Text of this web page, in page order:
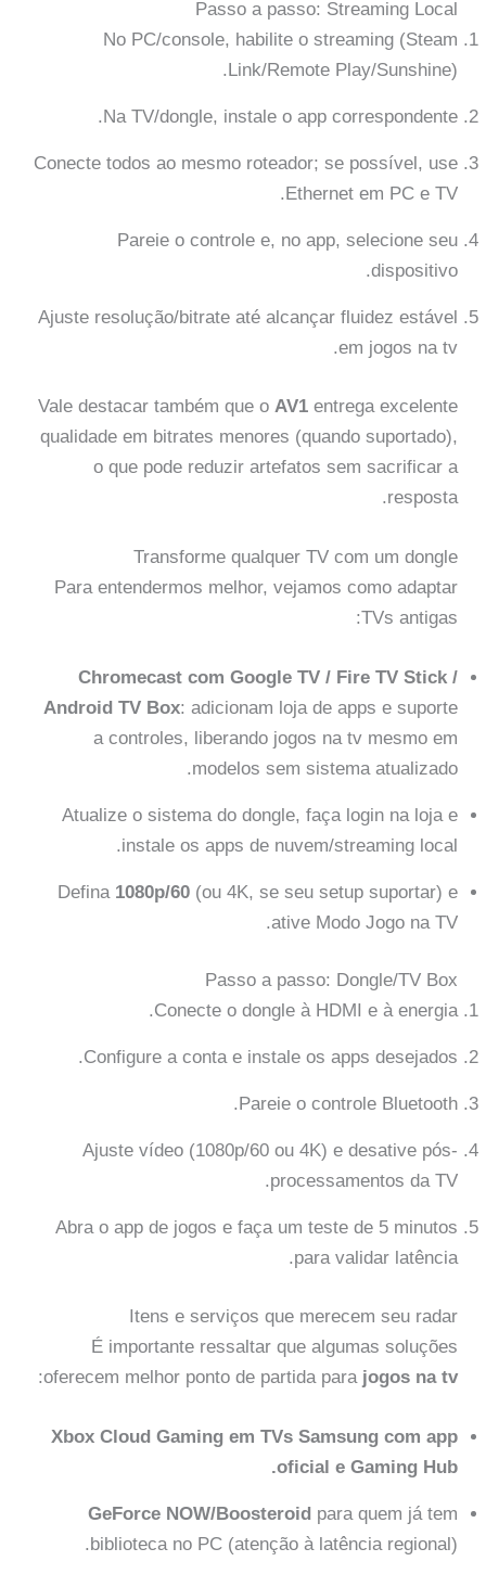
Passo a passo: Streaming Local
No PC/console, habilite o streaming (Steam
Link/Remote Play/Sunshine).
Na TV/dongle, instale o app correspondente.
Conecte todos ao mesmo roteador; se possível, use
Ethernet em PC e TV.
Pareie o controle e, no app, selecione seu
dispositivo.
Ajuste resolução/bitrate até alcançar fluidez estável
em jogos na tv.
Vale destacar também que o AV1entrega excelente
qualidade em bitrates menores (quando suportado),
o que pode reduzir artefatos sem sacrificar a
resposta.
Transforme qualquer TV com um dongle
Para entendermos melhor, vejamos como adaptar
TVs antigas:
Chromecast com Google TV / Fire TV Stick /
Android TV Box: adicionam loja de apps e suporte
a controles, liberando jogos na tv mesmo em
modelos sem sistema atualizado.
Atualize o sistema do dongle, faça login na loja e
instale os apps de nuvem/streaming local.
Defina 1080p/60(ou 4K, se seu setup suportar) e
ative Modo Jogo na TV.
Passo a passo: Dongle/TV Box
Conecte o dongle à HDMI e à energia.
Configure a conta e instale os apps desejados.
Pareie o controle Bluetooth.
Ajuste vídeo (1080p/60 ou 4K) e desative pós-
processamentos da TV.
Abra o app de jogos e faça um teste de 5 minutos
para validar latência.
Itens e serviços que merecem seu radar
É importante ressaltar que algumas soluções
oferecem melhor ponto de partida para jogos na tv
:
Xbox Cloud Gaming em TVs Samsung com app
oficial e Gaming Hub.
GeForce NOW/Boosteroidpara quem já tem
biblioteca no PC (atenção à latência regional).